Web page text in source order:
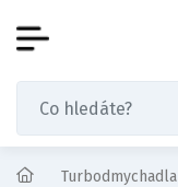
Turbodmychadla